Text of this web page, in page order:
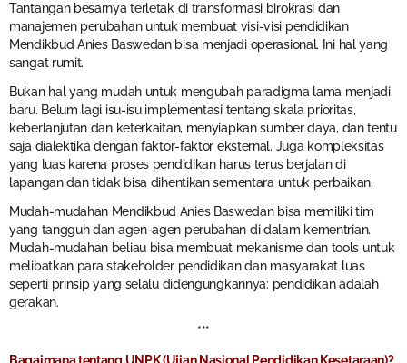
Tantangan besarnya terletak di transformasi birokrasi dan
manajemen perubahan untuk membuat visi-visi pendidikan
Mendikbud Anies Baswedan bisa menjadi operasional. Ini hal yang
sangat rumit.
Bukan hal yang mudah untuk mengubah paradigma lama menjadi
baru. Belum lagi isu-isu implementasi tentang skala prioritas,
keberlanjutan dan keterkaitan, menyiapkan sumber daya, dan tentu
saja dialektika dengan faktor-faktor eksternal. Juga kompleksitas
yang luas karena proses pendidikan harus terus berjalan di
lapangan dan tidak bisa dihentikan sementara untuk perbaikan.
Mudah-mudahan Mendikbud Anies Baswedan bisa memiliki tim
yang tangguh dan agen-agen perubahan di dalam kementrian.
Mudah-mudahan beliau bisa membuat mekanisme dan tools untuk
melibatkan para stakeholder pendidikan dan masyarakat luas
seperti prinsip yang selalu didengungkannya: pendidikan adalah
gerakan.
***
Bagaimana tentang UNPK (Ujian Nasional Pendidikan Kesetaraan)?